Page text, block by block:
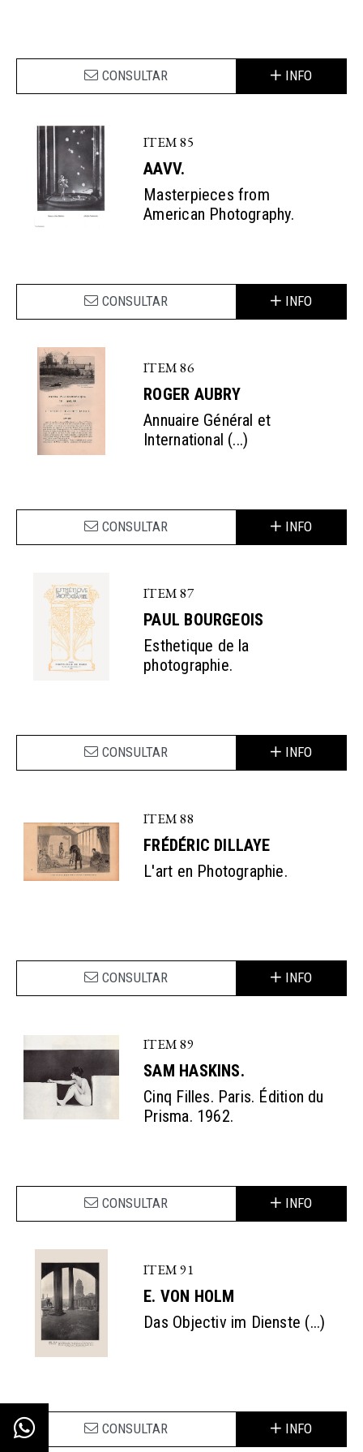
CONSULTAR INFO
ITEM 85
AAVV.
Masterpieces from
American Photography.
CONSULTAR INFO
ITEM 86
ROGER AUBRY
Annuaire Général et
International (...)
CONSULTAR INFO
ITEM 87
PAUL BOURGEOIS
Esthetique de la
photographie.
CONSULTAR INFO
ITEM 88
FRÉDÉRIC DILLAYE
L'art en Photographie.
CONSULTAR INFO
ITEM 89
SAM HASKINS.
Cinq Filles. Paris. Édition du
Prisma. 1962.
CONSULTAR INFO
ITEM 91
E. VON HOLM
Das Objectiv im Dienste (...)
CONSULTAR INFO